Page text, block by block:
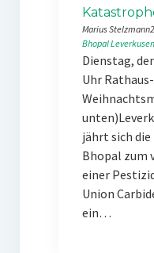
Marius Stelzmann
BhopalLeverkusen
Dienstag,
Uhr
jährt sich
Bhopal zum
einer
Union
ein…